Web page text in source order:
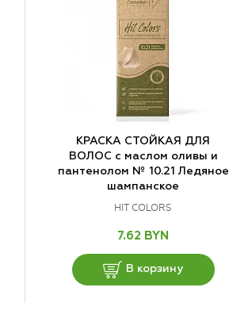
КРАСКА СТОЙКАЯ ДЛЯ
ВОЛОС с маслом оливы и
пантенолом № 10.21 Ледяное
шампанское
HIT COLORS
7.62 BYN
В корзину